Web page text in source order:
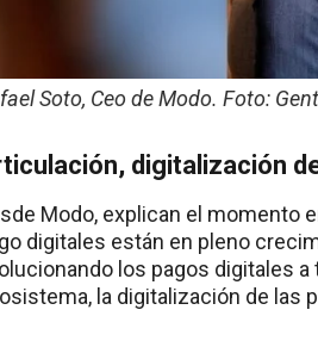
Soto, Ceo de Modo. Foto:
digitalización
Modo, explican el momento
digitales están en pleno
los pagos digitales
la digitalización de las